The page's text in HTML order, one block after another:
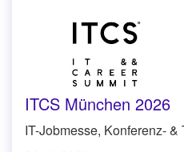
ITCS München 2026
IT-Jobmesse, Konferenz- &